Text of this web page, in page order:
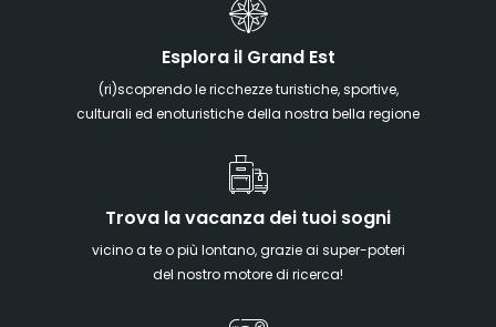
Esplora il Grand Est
(ri)scoprendo le ricchezze turistiche, sportive,
culturali ed enoturistiche della nostra bella regione
Trova la vacanza dei tuoi sogni
vicino a te o più lontano, grazie ai super-poteri
del nostro motore di ricerca!